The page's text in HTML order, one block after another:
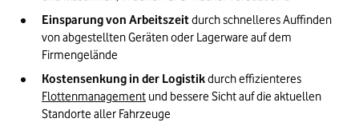
Einsparung von Arbeitszeit durch schnelleres Auffinden
von abgestellten Geräten oder Lagerware auf dem
Firmengelände
Kostensenkung in der Logistik
Flottenmanagement und bessere Sicht auf die aktuellen
Standorte aller Fahrzeuge